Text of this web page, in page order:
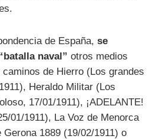
de España, se
naval” otros medios
de Hierro (Los grandes
Heraldo Militar (Los
17/01/1911), ¡ADELANTE!
01/1911), La Voz de Menorca
1889 (19/02/1911) o